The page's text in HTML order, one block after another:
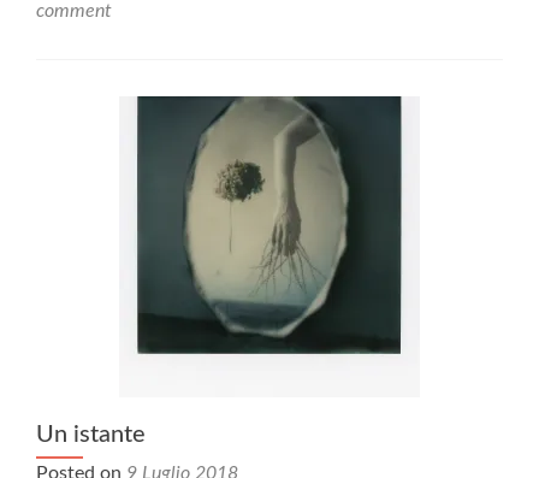
comment
Un istante
Posted on 9 Luglio 2018